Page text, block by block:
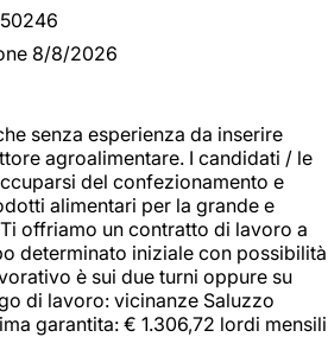
8/8/2026
senza esperienza da inserire
agroalimentare. I candidati / le
del confezionamento e
alimentari per la grande e
offriamo un contratto di lavoro a
determinato iniziale con possibilità
è sui due turni oppure su
di lavoro: vicinanze Saluzzo
garantita: € 1.306,72 lordi mensili